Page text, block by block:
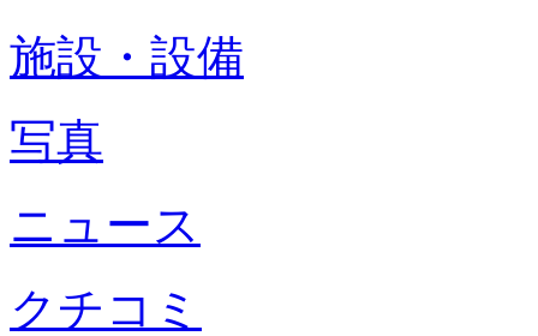
施設・設備
写真
ニュース
クチコミ